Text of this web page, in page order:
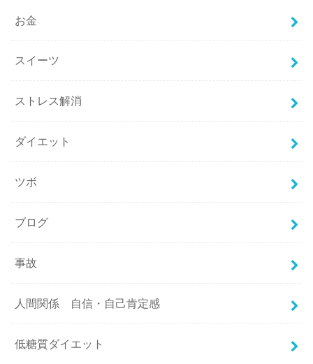
お金
スイーツ
ストレス解消
ダイエット
ツボ
ブログ
事故
人間関係 自信・自己肯定感
低糖質ダイエット